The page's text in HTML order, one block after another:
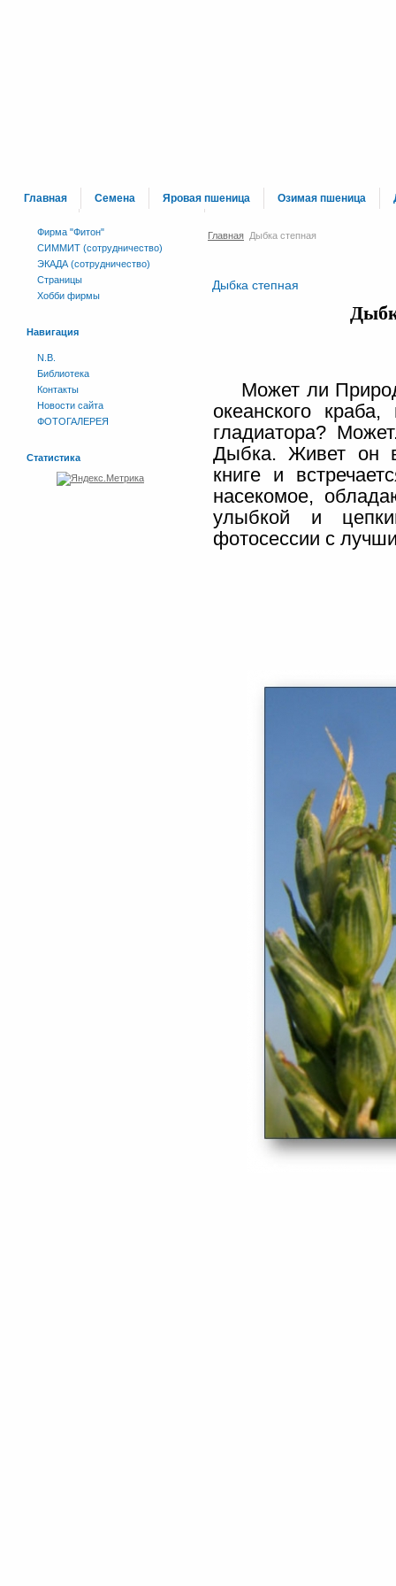
Главная Семена Яровая пшеница Озимая пшеница
Фирма "Фитон"
СИММИТ (сотрудничество)
ЭКАДА (сотрудничество)
Страницы
Хобби фирмы
Навигация
N.B.
Библиотека
Контакты
Новости сайта
ФОТОГАЛЕРЕЯ
Статистика
Главная Дыбка степная
Дыбка степная
Может ли
океанского
гладиатора?
Дыбка. Живет он в
книге и
насекомое,
улыбкой и
фотосессии с